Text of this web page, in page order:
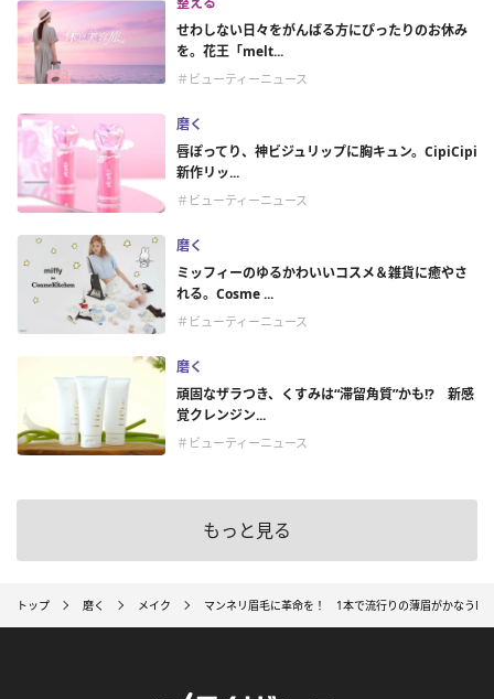
せわしない日々をがんばる方にぴったりのお休み
を。花王「melt...
＃ビューティーニュース
磨く
唇ぽってり、神ビジュリップに胸キュン。CipiCipi
新作リッ...
＃ビューティーニュース
磨く
ミッフィーのゆるかわいいコスメ＆雑貨に癒やさ
れる。Cosme ...
＃ビューティーニュース
磨く
頑固なザラつき、くすみは“滞留角質”かも!? 新感
覚クレンジン...
＃ビューティーニュース
もっと見る
トップ 磨く メイク マンネリ眉毛に革命を！ 1本で流行りの薄眉がかなう